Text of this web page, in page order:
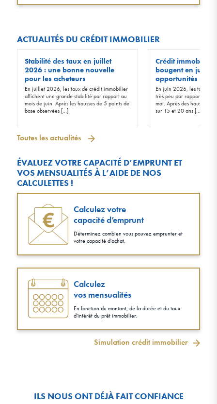
ACTUALITÉS DU CRÉDIT IMMOBILIER
Stabilité des taux en juillet
2026 : une bonne nouvelle
pour les acheteurs
En juillet 2026, les taux de crédit immobilier
affichent une grande stabilité par rapport au
mois de juin. Après les hausses de 5 points de
base observées […]
Crédit immobilier
bougent en juin
opportunités !
En juin 2026, les taux
très peu par rapport à
mai. Après des hausses
sur 15 et 20 ans […]
Toutes les actualités
ÉVALUEZ VOTRE CAPACITÉ D’EMPRUNT ET
VOS MENSUALITÉS À L’AIDE DE NOS
CALCULETTES !
Calculez votre
capacité d’emprunt
Déterminez combien vous pouvez emprunter et
votre capacité d'achat.
Calculez
vos mensualités
En fonction du montant, de la durée et du taux
d'intérêt du prêt immobilier.
Simulation crédit immobilier
ILS NOUS ONT DÉJÀ FAIT CONFIANCE